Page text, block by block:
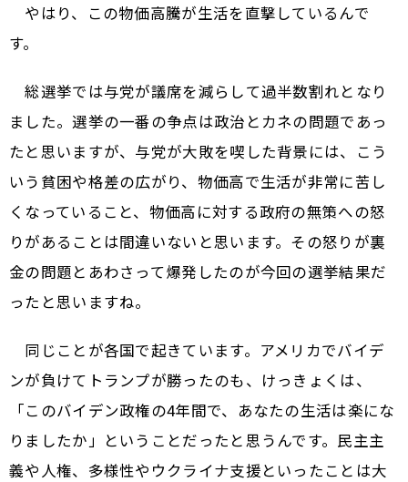
やはり、この物価高騰が生活を直撃しているんで
す。
総選挙では与党が議席を減らして過半数割れとなり
ました。選挙の一番の争点は政治とカネの問題であっ
たと思いますが、与党が大敗を喫した背景には、こう
いう貧困や格差の広がり、物価高で生活が非常に苦し
くなっていること、物価高に対する政府の無策への怒
りがあることは間違いないと思います。その怒りが裏
金の問題とあわさって爆発したのが今回の選挙結果だ
ったと思いますね。
同じことが各国で起きています。アメリカでバイデ
ンが負けてトランプが勝ったのも、けっきょくは、
「このバイデン政権の4年間で、あなたの生活は楽にな
りましたか」ということだったと思うんです。民主主
義や人権、多様性やウクライナ支援といったことは大